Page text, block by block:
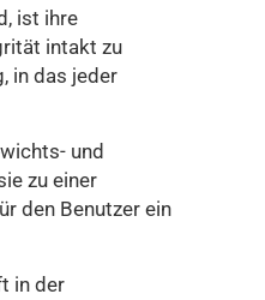
ist ihre
intakt zu
in das jeder
und
zu einer
den Benutzer ein
in der